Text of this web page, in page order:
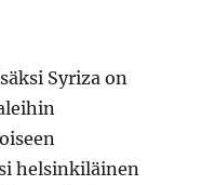
Syriza on
helsinkiläinen